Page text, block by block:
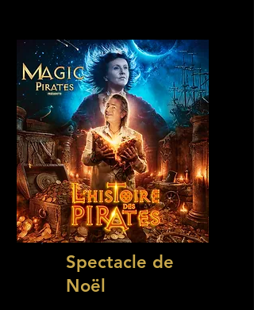
Spectacle de
Noël